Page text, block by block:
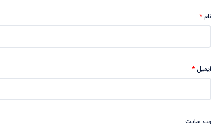
نام*
ایمیل*
وب‌ سایت